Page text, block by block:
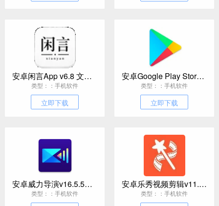
安卓闲言App v6.8 文字文艺软件
类型：：手机软件
立即下载
安卓Google Play Store v52.4.42
类型：：手机软件
立即下载
安卓威力导演v16.5.5高级版
类型：：手机软件
安卓乐秀视频剪辑v11.0.5.5 Pro
类型：：手机软件